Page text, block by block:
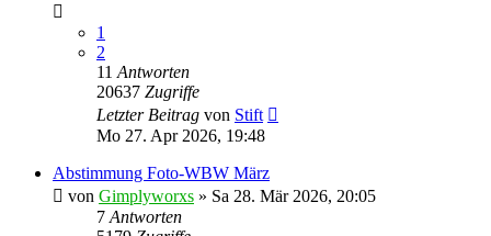
1
2
11 Antworten
20637 Zugriffe
Letzter Beitrag von Stift
Mo 27. Apr 2026, 19:48
Abstimmung Foto-WBW März
von Gimplyworxs » Sa 28. Mär 2026, 20:05
7 Antworten